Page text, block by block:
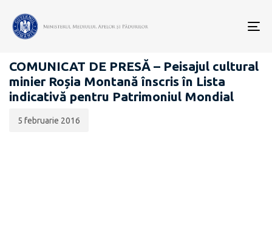
COMUNICATE DE PRESĂ
COMUNICAT DE PRESĂ – Peisajul cultural
minier Roșia Montană înscris în Lista
indicativă pentru Patrimoniul Mondial
publicării:
5 februarie 2016